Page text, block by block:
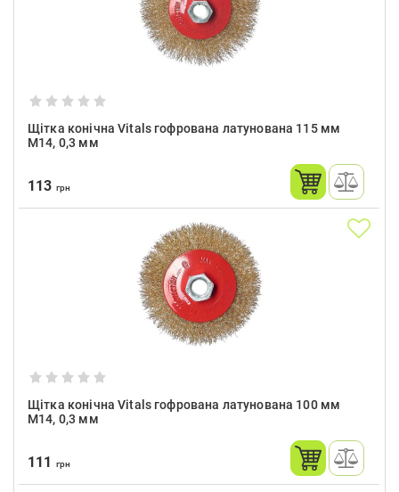
Щітка конічна Vitals гофрована латунована 115 мм
М14, 0,3 мм
113 грн
Щітка конічна Vitals гофрована латунована 100 мм
М14, 0,3 мм
111 грн